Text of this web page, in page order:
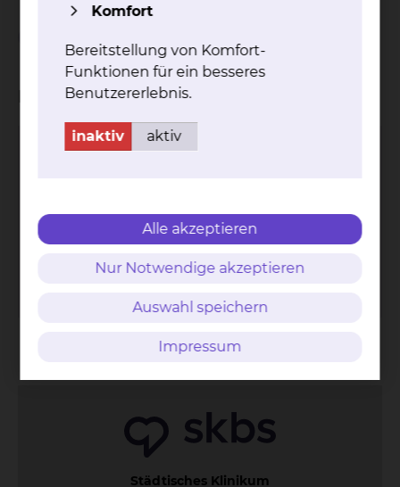
Kliniken
Urologie & Uroonkologie
Tel.:+49 531 595 2353 Sekretariat
Fax: +49 531 595 2657
Bildnachweise
Entgelttransparenz
Städtisches Klinikum
Komfort
Bereitstellung von Komfort-
Funktionen für ein besseres
Benutzererlebnis.
inaktiv aktiv
Alle akzeptieren
Nur Notwendige akzeptieren
Auswahl speichern
Impressum